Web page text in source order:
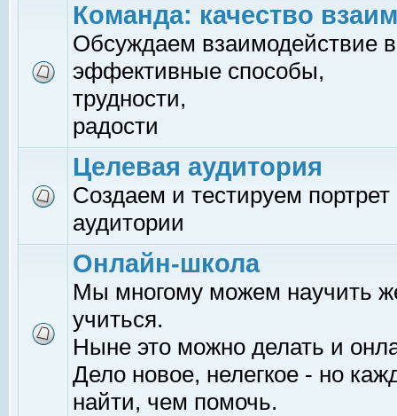
Команда: качество
Обсуждаем взаимодействие
эффективные способы,
трудности,
радости
Целевая аудитория
Создаем и тестируем
аудитории
Онлайн-школа
Мы многому можем научить
учиться.
Ныне это можно делать и
Дело новое, нелегкое - но
найти, чем помочь.